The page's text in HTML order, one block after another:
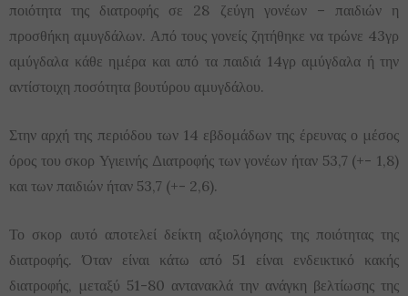
ποιότητα της διατροφής σε 28 ζεύγη γονέων – παιδιών η
προσθήκη αμυγδάλων. Από τους γονείς ζητήθηκε να τρώνε 43γρ
αμύγδαλα κάθε ημέρα και από τα παιδιά 14γρ αμύγδαλα ή την
αντίστοιχη ποσότητα βουτύρου αμυγδάλου.
Στην αρχή της περιόδου των 14 εβδομάδων της έρευνας ο μέσος
όρος του σκορ Υγιεινής Διατροφής των γονέων ήταν 53,7 (+- 1,8)
και των παιδιών ήταν 53,7 (+- 2,6).
Το σκορ αυτό αποτελεί δείκτη αξιολόγησης της ποιότητας της
διατροφής. Όταν είναι κάτω από 51 είναι ενδεικτικό κακής
διατροφής, μεταξύ 51-80 αντανακλά την ανάγκη βελτίωσης της